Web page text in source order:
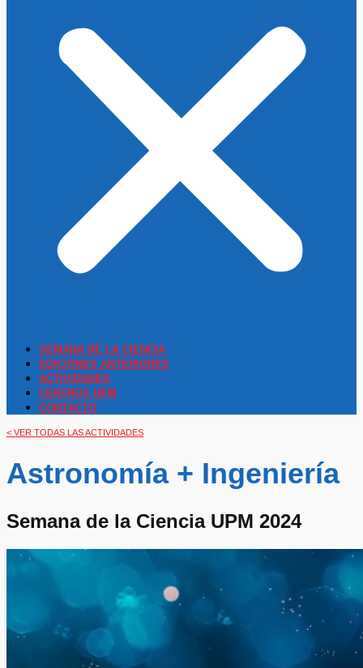
SEMANA DE LA CIENCIA
EDICIONES ANTERIORES
ACTIVIDADES
CENTROS UPM
CONTACTO
< VER TODAS LAS ACTIVIDADES
Astronomía + Ingeniería
Semana de la Ciencia UPM 2024